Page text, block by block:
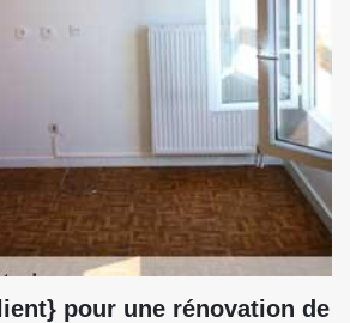
pour une rénovation de